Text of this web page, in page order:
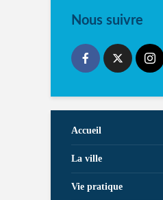
Nous suivre
Accueil
La ville
Vie pratique